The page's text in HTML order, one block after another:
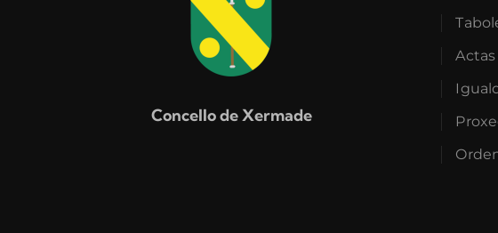
Concello de Xermade
Actas